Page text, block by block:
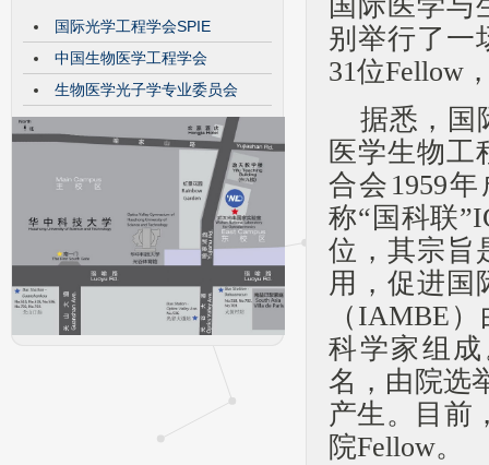
国际光学工程学会SPIE
中国生物医学工程学会
生物医学光子学专业委员会
别举行了一
31位Fellow
据悉，国
医学生物工
合会 1959年
称“国科联”
位，其宗旨
用，促进国
（ IAMBE
科学家组
名，由院选
产生。目前
院Fellow。